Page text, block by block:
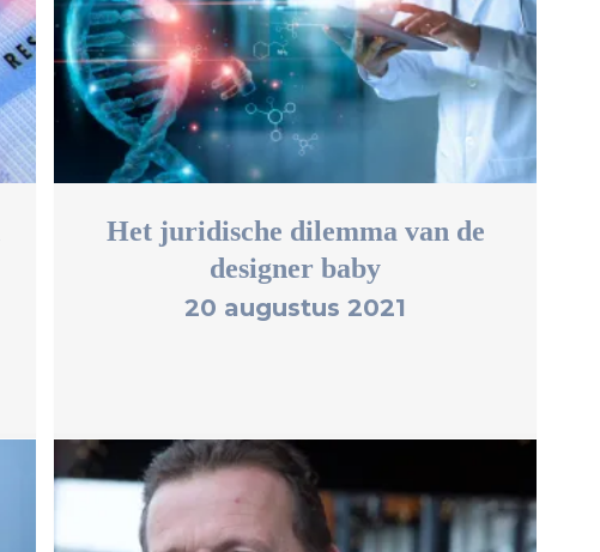
Het juridische dilemma van de
designer baby
20 augustus 2021